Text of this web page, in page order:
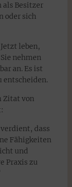
als Besitzer
oder sich
leben,
nehmen
an. Es ist
entscheiden.
Zitat von
dass
Fähigkeiten
und
Praxis zu